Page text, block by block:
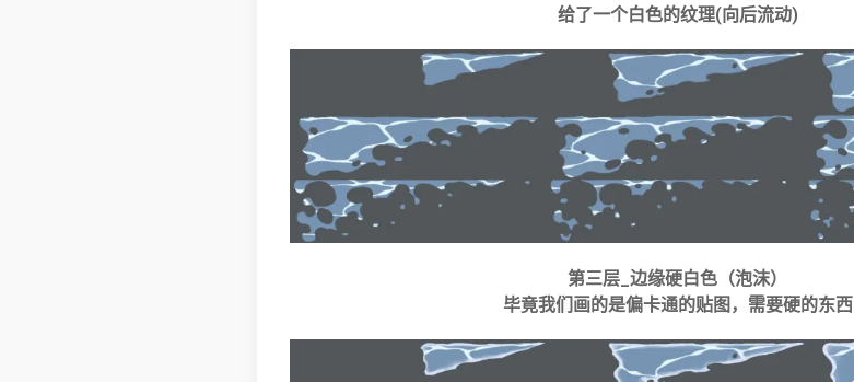
给了一个白色的纹理(向后流动)
第三层_边缘硬白色（泡沫）
毕竟我们画的是偏卡通的贴图，需要硬的东西